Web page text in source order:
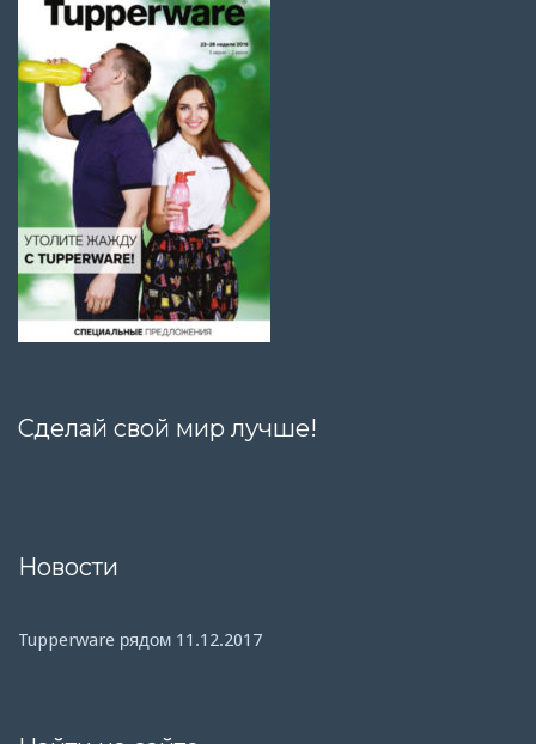
Сделай свой мир лучше!
Новости
Tupperware рядом 11.12.2017